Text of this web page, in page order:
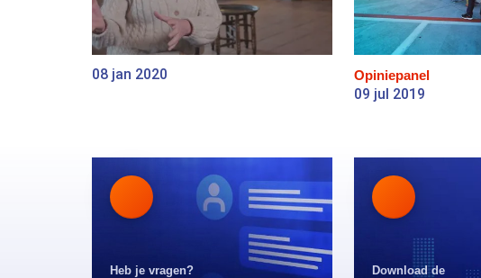
08 jan 2020 Opiniepanel
09 jul 2019
Heb je vragen? Download de